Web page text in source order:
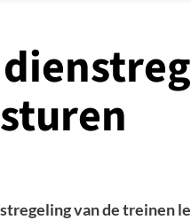
van de treinen